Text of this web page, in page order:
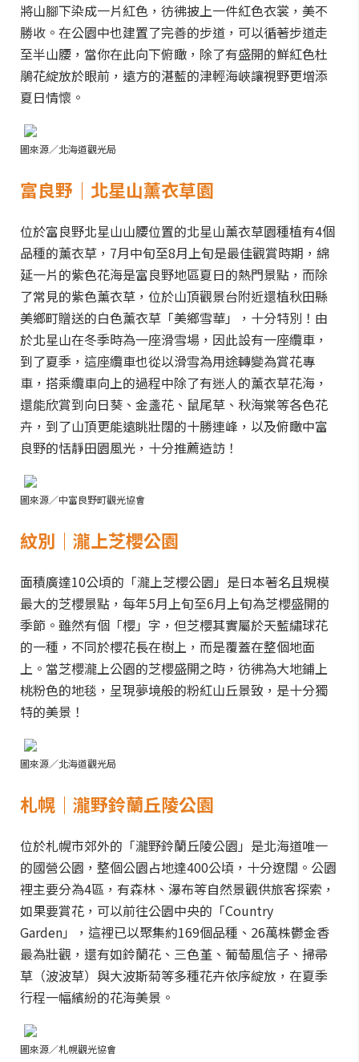
將山腳下染成一片紅色，彷彿披上一件紅色衣裳，美不
勝收。在公園中也建置了完善的步道，可以循著步道走
至半山腰，當你在此向下俯瞰，除了有盛開的鮮紅色杜
鵑花綻放於眼前，遠方的湛藍的津輕海峽讓視野更增添
夏日情懷。
圖來源／北海道觀光局
富良野｜北星山薰衣草園
位於富良野北星山山腰位置的北星山薰衣草園種植有4個
品種的薰衣草，7月中旬至8月上旬是最佳觀賞時期，綿
延一片的紫色花海是富良野地區夏日的熱門景點，而除
了常見的紫色薰衣草，位於山頂觀景台附近還植秋田縣
美鄉町贈送的白色薰衣草「美鄉雪華」，十分特別！由
於北星山在冬季時為一座滑雪場，因此設有一座纜車，
到了夏季，這座纜車也從以滑雪為用途轉變為賞花專
車，搭乘纜車向上的過程中除了有迷人的薰衣草花海，
還能欣賞到向日葵、金盞花、鼠尾草、秋海棠等各色花
卉，到了山頂更能遠眺壯闊的十勝連峰，以及俯瞰中富
良野的恬靜田園風光，十分推薦造訪！
圖來源／中富良野町觀光協會
紋別｜瀧上芝櫻公園
面積廣達10公頃的「瀧上芝櫻公園」是日本著名且規模
最大的芝櫻景點，每年5月上旬至6月上旬為芝櫻盛開的
季節。雖然有個「櫻」字，但芝櫻其實屬於天藍繡球花
的一種，不同於櫻花長在樹上，而是覆蓋在整個地面
上。當芝櫻瀧上公園的芝櫻盛開之時，彷彿為大地鋪上
桃粉色的地毯，呈現夢境般的粉紅山丘景致，是十分獨
特的美景！
圖來源／北海道觀光局
札幌｜瀧野鈴蘭丘陵公園
位於札幌市郊外的「瀧野鈴蘭丘陵公園」是北海道唯一
的國營公園，整個公園占地達400公頃，十分遼闊。公園
裡主要分為4區，有森林、瀑布等自然景觀供旅客探索，
如果要賞花，可以前往公園中央的「Country
Garden」，這裡已以聚集約169個品種、26萬株鬱金香
最為壯觀，還有如鈴蘭花、三色堇、葡萄風信子、掃帚
草（波波草）與大波斯菊等多種花卉依序綻放，在夏季
行程一幅繽紛的花海美景。
圖來源／札幌觀光協會